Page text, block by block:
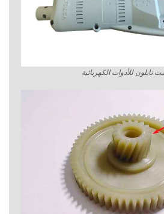
نايلون للأدوات الكهربائية